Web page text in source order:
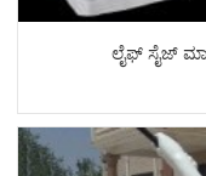
ಲೈಫ್ ಸೈಜ್